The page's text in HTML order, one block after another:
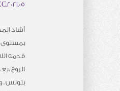
05.DEC.2021
أشاد
بمستوى
قدمه
بتونس .